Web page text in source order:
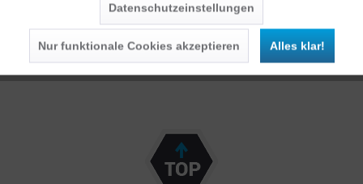
STREAM BACPAC FÜR
GOPRO
9,98 €
UVP: 99,95 €
Datenschutzeinstellungen
Nur funktionale Cookies akzeptieren Alles klar!